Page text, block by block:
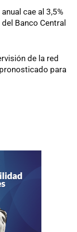
cae al 3,5%
Banco Central
de la red
para